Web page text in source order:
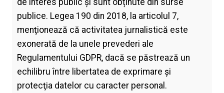
publice. Legea 190 din 2018, la articolul 7,
menţionează că activitatea jurnalistică este
exonerată de la unele prevederi ale
Regulamentului GDPR, dacă se păstrează un
echilibru între libertatea de exprimare şi
protecţia datelor cu caracter personal.